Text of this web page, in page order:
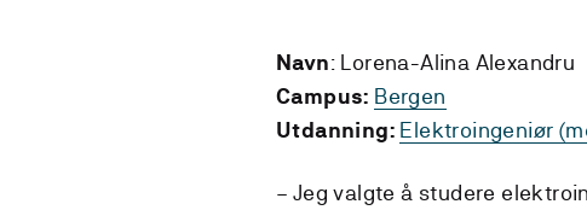
Navn: Lorena-Alina Alexandru
Campus: Bergen
Utdanning: Elektroingeniør
– Jeg valgte å studere